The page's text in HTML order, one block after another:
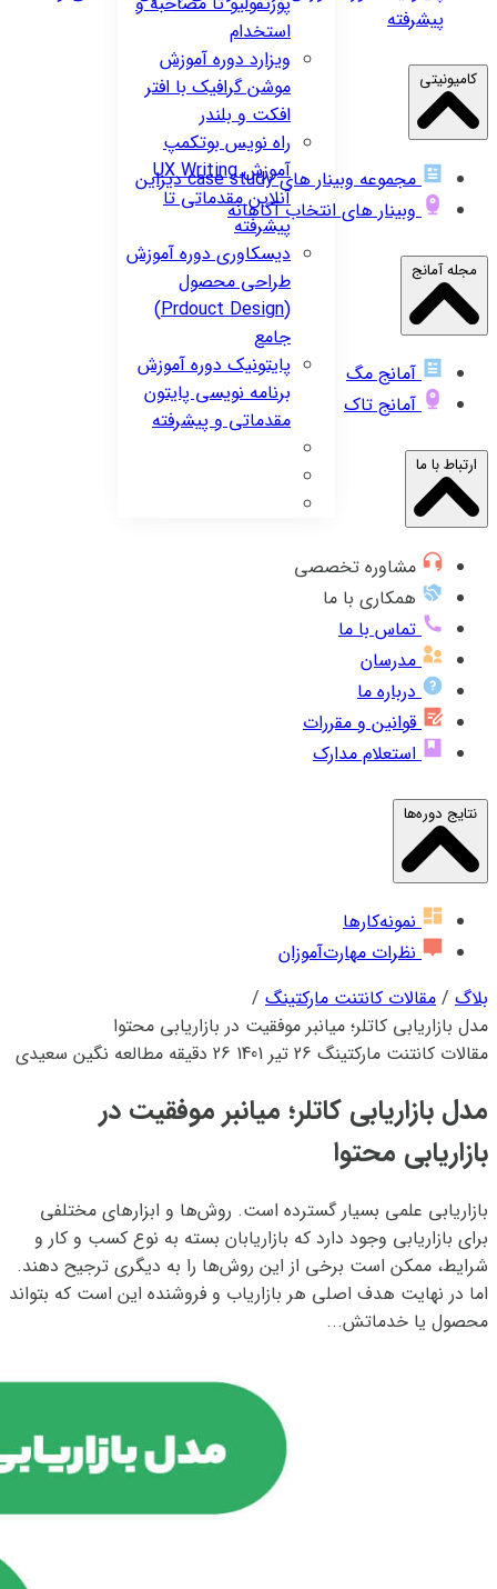
استخدام
ویزارددوره آموزش
موشن گرافیک با افتر
افکت و بلندر
راه نویسبوتکمپ
آموزش UX Writing
آنلاین مقدماتی تا
پیشرفته
دیسکاوریدوره آموزش
طراحی محصول
(Prdouct Design)
جامع
پایتونیکدوره آموزش
برنامه نویسی پایتون
مقدماتی و پیشرفته
پیشرفته
کامیونیتی
مجموعه وبینار های case study دیزاین
وبینار های انتخاب آگاهانه
مجله آمانج
آمانج مگ
آمانج تاک
ارتباط با ما
مشاوره تخصصی
همکاری با ما
تماس با ما
مدرسان
درباره ما
قوانین و مقررات
استعلام مدارک
نتایج دوره‌ها
نمونه‌کارها
نظرات مهارت‌آموزان
بلاگ / مقالات کانتنت مارکتینگ /
مدل بازاریابی کاتلر؛ میانبر موفقیت در بازاریابی محتوا
مقالات کانتنت مارکتینگ 26 تیر 1401 26 دقیقه مطالعه نگین سعیدی
مدل بازاریابی کاتلر؛ میانبر موفقیت در
بازاریابی محتوا
بازاریابی علمی بسیار گسترده است. روش‌ها و ابزارهای مختلفی
برای بازاریابی وجود دارد که بازاریابان بسته به نوع کسب و کار و
شرایط، ممکن است برخی از این روش‌ها را به دیگری ترجیح دهند.
اما در نهایت هدف اصلی هر بازاریاب و فروشنده این است که بتواند
محصول یا خدماتش...